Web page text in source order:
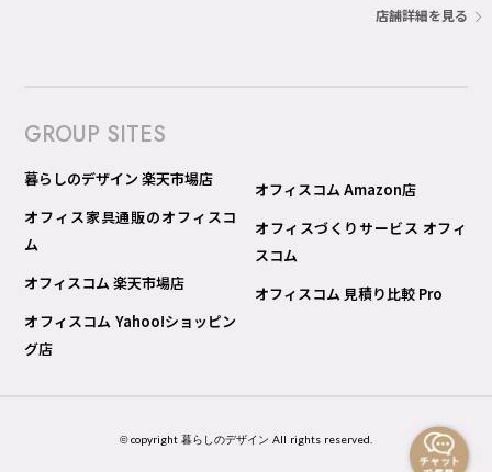
店舗詳細を見る
GROUP SITES
暮らしのデザイン 楽天市場店
オフィス家具通販のオフィスコ
ム
オフィスコム 楽天市場店
オフィスコム Yahoo!ショッピン
グ店
オフィスコム Amazon店
オフィスづくりサービス オフィ
スコム
オフィスコム 見積り比較 Pro
© copyright 暮らしのデザイン All rights reserved.